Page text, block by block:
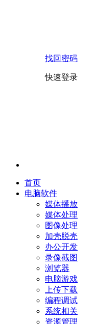
找回密码
快速登录
首页
电脑软件
媒体播放
媒体处理
图像处理
加壳脱壳
办公开发
录像截图
浏览器
电脑游戏
上传下载
编程调试
系统相关
资源管理